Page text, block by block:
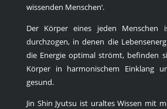
wissenden Menschen‘.
Der Körper eines jeden Menschen
durchzogen, in denen die
die Energie optimal strömt, befinden
Körper in harmonischem Einklang
gesund.
Jin Shin Jyutsu ist uraltes Wissen mit